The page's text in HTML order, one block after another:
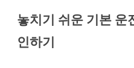
놓치기 쉬운 기본 운
인하기